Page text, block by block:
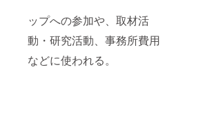
ップへの参加や、取材活
動・研究活動、事務所費用
などに使われる。